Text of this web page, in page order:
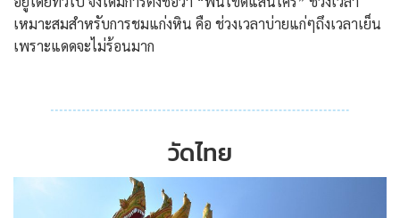
เหมาะสมสำหรับการชมแก่งหิน คือ ช่วงเวลาบ่ายแก่ๆถึงเวลาเย็น
เพราะแดดจะไม่ร้อนมาก
วัดไทย